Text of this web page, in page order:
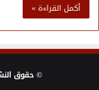
أكمل القراءة »
© حقوق النشر 2013 ، الحقوق